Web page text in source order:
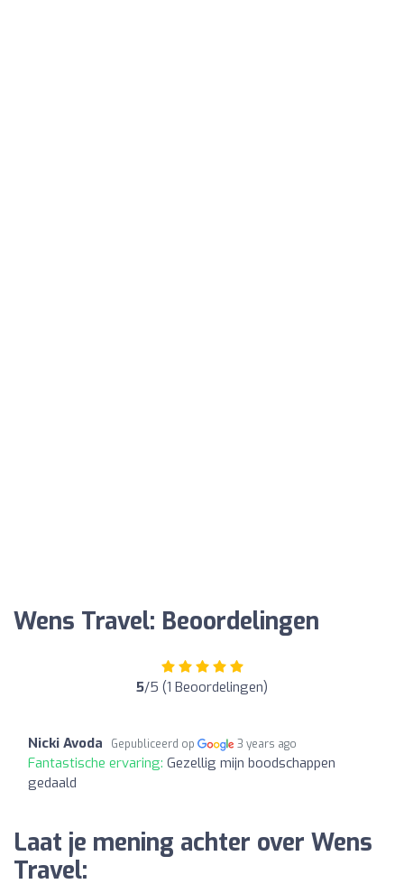
Wens Travel: Beoordelingen
5/5 (1 Beoordelingen)
Nicki Avoda Gepubliceerd op 3 years ago
Fantastische ervaring: Gezellig mijn boodschappen
gedaald
Laat je mening achter over Wens
Travel: